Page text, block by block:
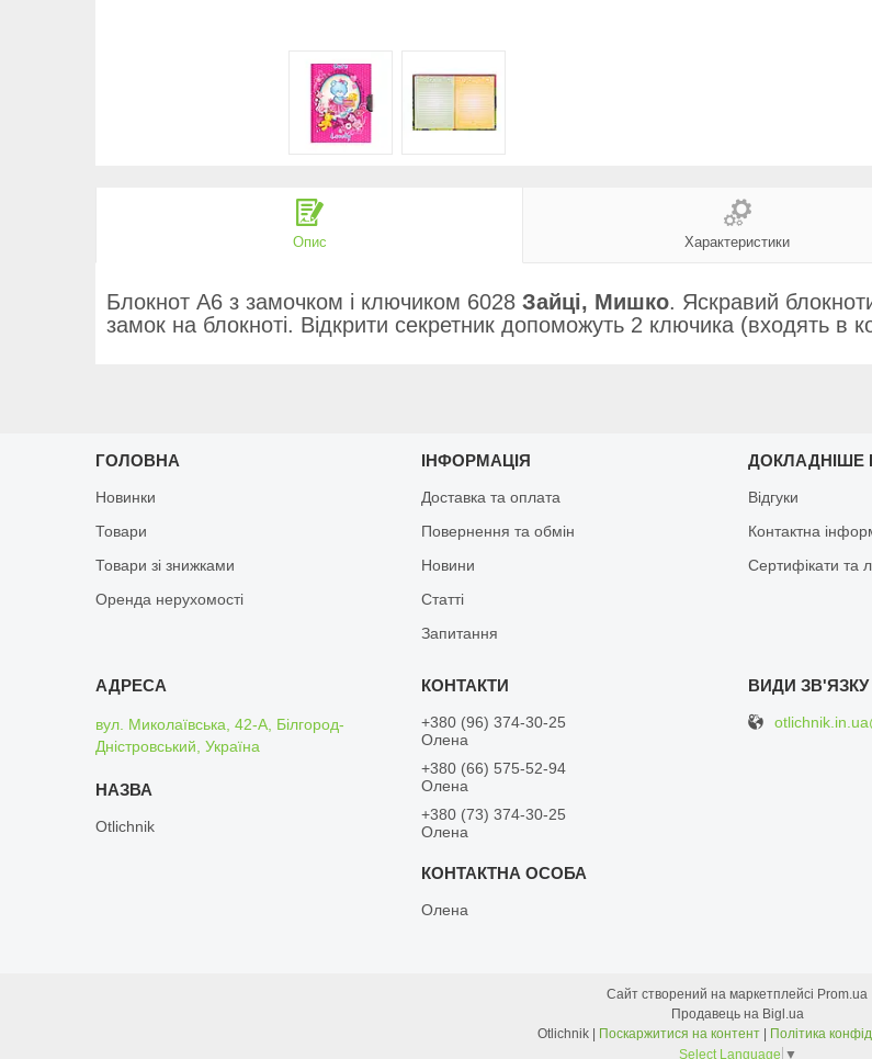
Опис Характеристики
Блокнот А6 з замочком і ключиком 6028 Зайці, Мишко. Яскравий
замок на блокноті. Відкрити секретник допоможуть 2 ключика (входять в
ГОЛОВНА
Новинки
Товари
Товари зі знижками
Оренда нерухомості
ІНФОРМАЦІЯ
Доставка та оплата
Повернення та обмін
Новини
Статті
Запитання
ДОКЛАДНІШЕ
Відгуки
Контактна
Сертифікати та
вул. Миколаївська, 42-А, Білгород-
Дністровський, Україна
Otlichnik
+380 (96) 374-30-25
Олена
+380 (66) 575-52-94
Олена
+380 (73) 374-30-25
Олена
Олена
Сайт створений на маркетплейсі Prom.ua
Продавець на Bigl.ua
Otlichnik | Поскаржитися на контент | Політика
Select Language ▼